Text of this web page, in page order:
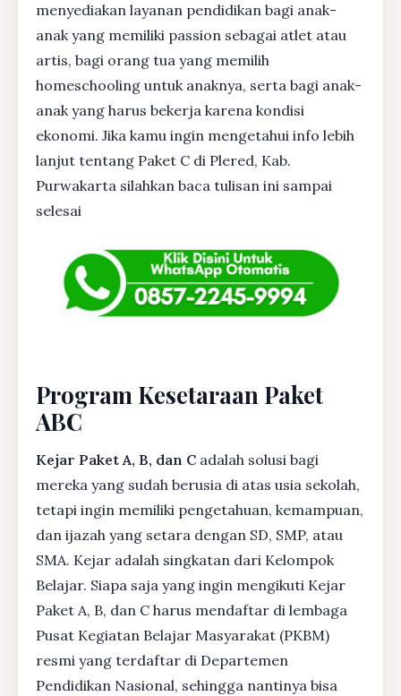
menyediakan layanan pendidikan bagi anak-
anak yang memiliki passion sebagai atlet atau
artis, bagi orang tua yang memilih
homeschooling untuk anaknya, serta bagi anak-
anak yang harus bekerja karena kondisi
ekonomi. Jika kamu ingin mengetahui info lebih
lanjut tentang Paket C di Plered, Kab.
Purwakarta silahkan baca tulisan ini sampai
selesai
Program Kesetaraan Paket
ABC
Kejar Paket A, B, dan C adalah solusi bagi
mereka yang sudah berusia di atas usia sekolah,
tetapi ingin memiliki pengetahuan, kemampuan,
dan ijazah yang setara dengan SD, SMP, atau
SMA. Kejar adalah singkatan dari Kelompok
Belajar. Siapa saja yang ingin mengikuti Kejar
Paket A, B, dan C harus mendaftar di lembaga
Pusat Kegiatan Belajar Masyarakat (PKBM)
resmi yang terdaftar di Departemen
Pendidikan Nasional, sehingga nantinya bisa